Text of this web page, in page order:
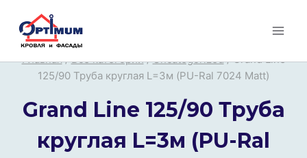
Перейти
Главная / Все категории / Uncategorized / Grand Line
125/90 Труба круглая L=3м (PU-Ral 7024 Matt)
Grand Line 125/90 Труба
круглая L=3м (PU-Ral